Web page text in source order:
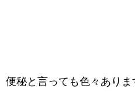
便秘と言っても色々あり